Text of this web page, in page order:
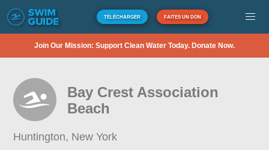
TÉLÉCHARGER FAITES UN DON
Join Our Mission: Support Clean Water Today. Donate Now.
Bay Crest Association
Beach
Huntington, New York